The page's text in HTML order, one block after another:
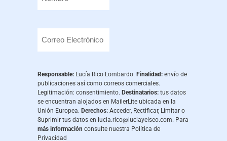
Responsable: Lucía Rico Lombardo. Finalidad: envío de
publicaciones así como correos comerciales.
Legitimación: consentimiento. Destinatarios: tus datos
se encuentran alojados en MailerLite ubicada en la
Unión Europea. Derechos: Acceder, Rectificar, Limitar o
Suprimir tus datos en lucia.rico@luciayelseo.com. Para
más información consulte nuestra Política de
Privacidad